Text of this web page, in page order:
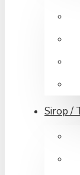
Sirop /